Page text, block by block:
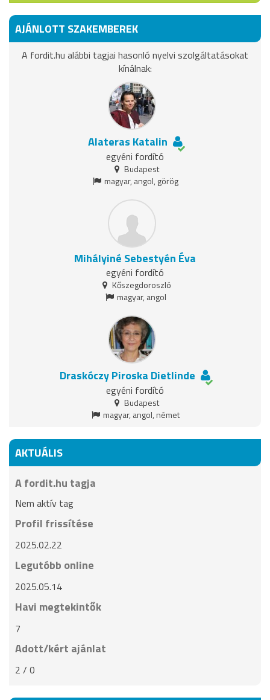
AJÁNLOTT SZAKEMBEREK
A fordit.hu alábbi tagjai hasonló nyelvi szolgáltatásokat
kínálnak:
Alateras Katalin
egyéni fordító
Budapest
magyar, angol, görög
Mihályiné Sebestyén Éva
egyéni fordító
Kőszegdoroszló
magyar, angol
Draskóczy Piroska Dietlinde
egyéni fordító
Budapest
magyar, angol, német
AKTUÁLIS
A fordit.hu tagja
Nem aktív tag
Profil frissítése
2025.02.22
Legutóbb online
2025.05.14
Havi megtekintők
7
Adott/kért ajánlat
2 / 0